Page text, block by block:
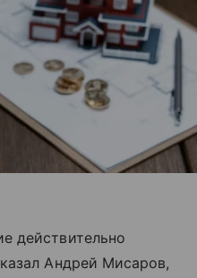
действительно
Андрей Мисаров,